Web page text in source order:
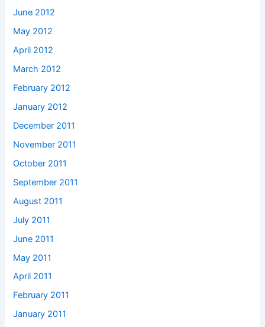
June 2012
May 2012
April 2012
March 2012
February 2012
January 2012
December 2011
November 2011
October 2011
September 2011
August 2011
July 2011
June 2011
May 2011
April 2011
February 2011
January 2011